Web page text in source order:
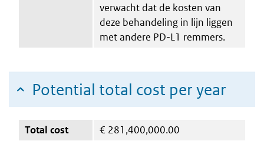
verwacht dat de kosten van
deze behandeling in lijn liggen
met andere PD-L1 remmers.
Potential total cost per year
Total cost € 281,400,000.00